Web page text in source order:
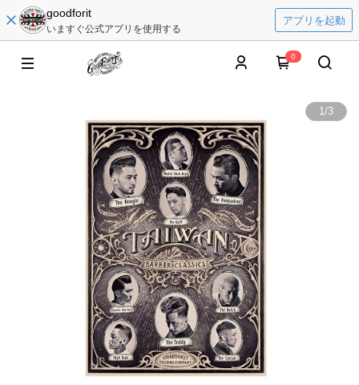
goodforit
いますぐ公式アプリを使用する
アプリを起動
0
1/3